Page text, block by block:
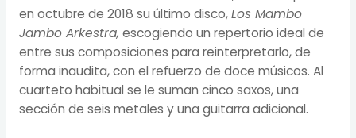
en octubre de 2018 su último disco,Los Mambo
Jambo Arkestra, escogiendo un repertorio ideal de
entre sus composiciones para reinterpretarlo, de
forma inaudita, con el refuerzo de doce músicos. Al
cuarteto habitual se le suman cinco saxos, una
sección de seis metales y una guitarra adicional.